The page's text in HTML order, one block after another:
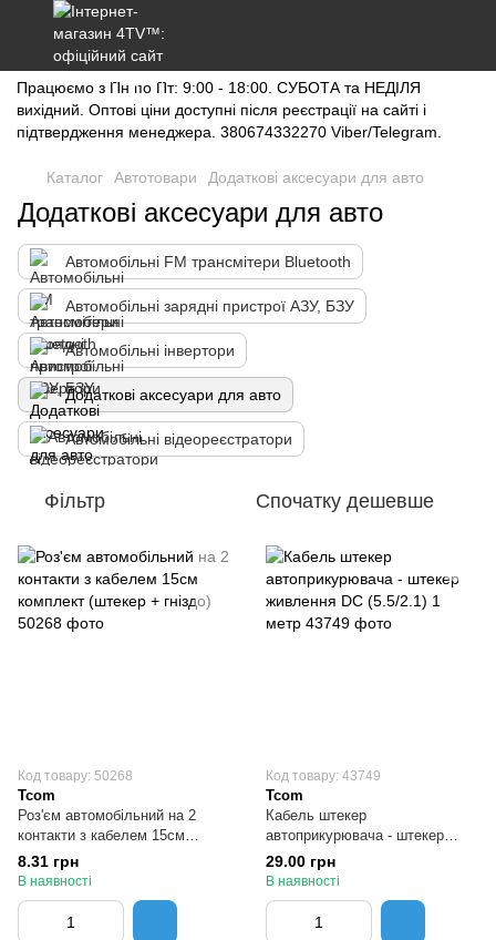
Працюємо з Пн по Пт: 9:00 - 18:00. СУБОТА та НЕДІЛЯ
вихідний. Оптові ціни доступні після реєстрації на сайті і
підтвердження менеджера. 380674332270 Viber/Telegram.
Каталог Автотовари Додаткові аксесуари для авто
Додаткові аксесуари для авто
Автомобільні FM трансмітери Bluetooth
Автомобільні зарядні пристрої АЗУ, БЗУ
Автомобільні інвертори
Додаткові аксесуари для авто
Автомобільні відеореєстратори
Фільтр Спочатку дешевше
Код товару: 50268
Tcom
Роз'єм автомобільний на 2
контакти з кабелем 15см
комплект (штекер + гніздо)
8.31 грн
В наявності
Код товару: 43749
Tcom
Кабель штекер
автоприкурювача - штекер
живлення DC (5.5/2.1) 1 метр
29.00 грн
В наявності